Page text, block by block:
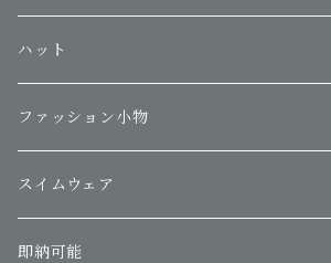
ハット
ファッション小物
スイムウェア
即納可能